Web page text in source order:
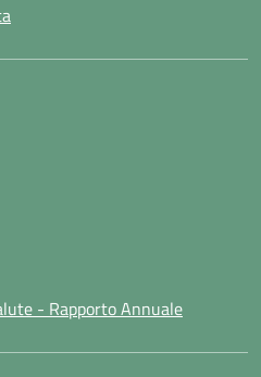
- Rapporto Annuale